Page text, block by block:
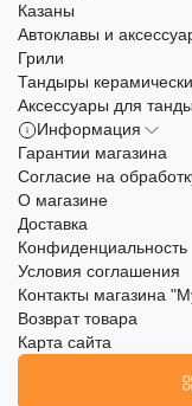
Казаны
Автоклавы и
Грили
Тандыры
Аксессуары для
Информация
Гарантии магазина
Согласие на
О магазине
Доставка
Конфиденциальность
Условия соглашения
Контакты магазина
Возврат товара
Карта сайта